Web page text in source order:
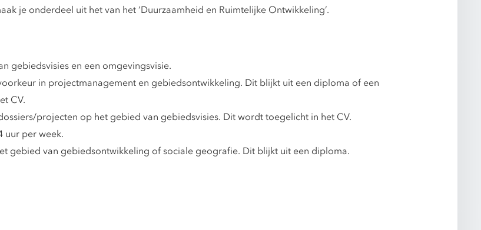
je onderdeel uit het van het ‘Duurzaamheid en Ruimtelijke Ontwikkeling’.
gebiedsvisies en een omgevingsvisie.
in projectmanagement en gebiedsontwikkeling. Dit blijkt uit een diploma of een
CV.
projecten op het gebied van gebiedsvisies. Dit wordt toegelicht in het CV.
uur per week.
gebied van gebiedsontwikkeling of sociale geografie. Dit blijkt uit een diploma.